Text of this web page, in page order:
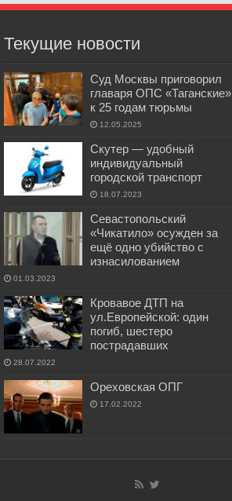
Текущие новости
Суд Москвы приговорил
главаря ОПС «Таганские»
к 25 годам тюрьмы
12.05.2025
Скутер — удобный
индивидуальный
городской транспорт
18.07.2023
Севастопольский
«Чикатило» осужден за
ещё одно убийство с
изнасилованием
01.03.2023
Кровавое ДТП на
ул.Европейской: один
погиб, шестеро
пострадавших
28.07.2022
Ореховская ОПГ
17.02.2022